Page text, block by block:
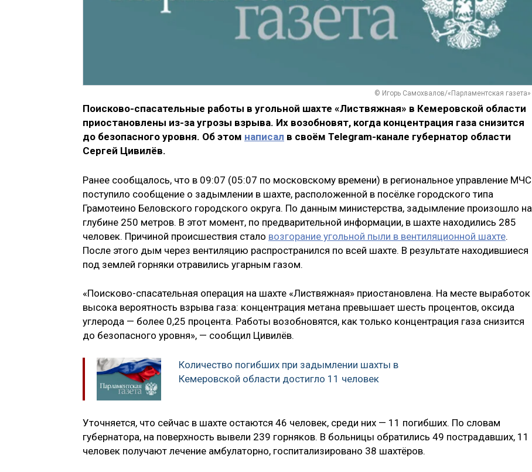
© Игорь Самохвалов/«Парламентская газета»
Поисково-спасательные работы в угольной шахте «Листвяжная» в Кемеровской области
приостановлены из-за угрозы взрыва. Их возобновят, когда концентрация газа снизится
до безопасного уровня. Об этом написал в своём Telegram-канале губернатор области
Сергей Цивилёв.
Ранее сообщалось, что в 09:07 (05:07 по московскому времени) в региональное управление МЧС
поступило сообщение о задымлении в шахте, расположенной в посёлке городского типа
Грамотеино Беловского городского округа. По данным министерства, задымление произошло на
глубине 250 метров. В этот момент, по предварительной информации, в шахте находились 285
человек. Причиной происшествия стало возгорание угольной пыли в вентиляционной шахте.
После этого дым через вентиляцию распространился по всей шахте. В результате находившиеся
под землей горняки отравились угарным газом.
«Поисково-спасательная операция на шахте «Листвяжная» приостановлена. На месте выработок
высока вероятность взрыва газа: концентрация метана превышает шесть процентов, оксида
углерода — более 0,25 процента. Работы возобновятся, как только концентрация газа снизится
до безопасного уровня», — сообщил Цивилёв.
Количество погибших при задымлении шахты в
Кемеровской области достигло 11 человек
Уточняется, что сейчас в шахте остаются 46 человек, среди них — 11 погибших. По словам
губернатора, на поверхность вывели 239 горняков. В больницы обратились 49 пострадавших, 11
человек получают лечение амбулаторно, госпитализировано 38 шахтёров.